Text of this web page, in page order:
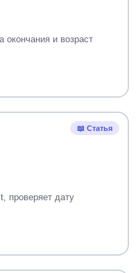
окончания и возраст
проверяет дату
📖 Статья